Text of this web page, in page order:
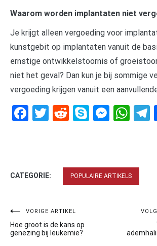
Waarom worden implantaten niet
Je krijgt alleen vergoeding voor
kunstgebit op implantaten vanuit de
ernstige ontwikkelstoornis of
niet het geval? Dan kun je bij sommige
vergoeding krijgen vanuit een
Facebook
Twitter
RedditSkype
CATEGORIE: POPULAIRE ARTIKELS
Bericht
navigatie
VORIGE ARTIKEL
Hoe groot is de kans op
genezing bij leukemie?